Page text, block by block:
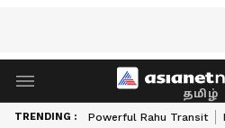
தமிழ்
TRENDING : Powerful Rahu Transit